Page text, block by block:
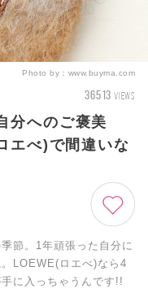
Photo by： www.buyma.com
36513 VIEWS
分へのご褒美
エべ)で間違いな
節。1年頑張った自分に
LOEWE(ロエべ)なら4
に入っちゃうんです!!